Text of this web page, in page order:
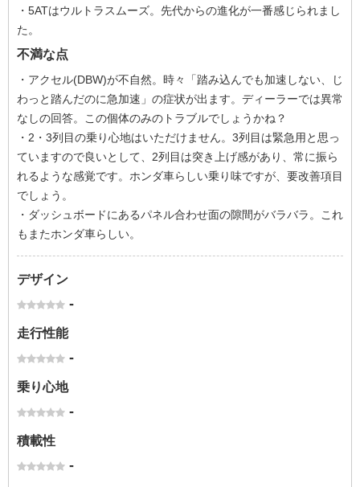
・5ATはウルトラスムーズ。先代からの進化が一番感じられまし
た。
不満な点
・アクセル(DBW)が不自然。時々「踏み込んでも加速しない、じ
わっと踏んだのに急加速」の症状が出ます。ディーラーでは異常
なしの回答。この個体のみのトラブルでしょうかね？
・2・3列目の乗り心地はいただけません。3列目は緊急用と思っ
ていますので良いとして、2列目は突き上げ感があり、常に振ら
れるような感覚です。ホンダ車らしい乗り味ですが、要改善項目
でしょう。
・ダッシュボードにあるパネル合わせ面の隙間がバラバラ。これ
もまたホンダ車らしい。
デザイン
-
走行性能
-
乗り心地
-
積載性
-